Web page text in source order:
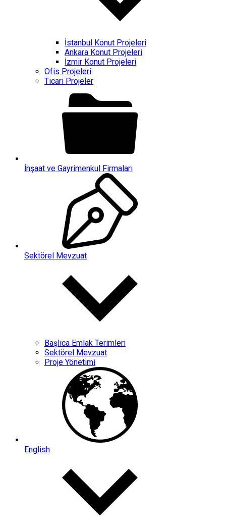
İstanbul Konut Projeleri
Ankara Konut Projeleri
İzmir Konut Projeleri
Ofis Projeleri
Ticari Projeler
İnşaat ve Gayrimenkul Firmaları
Sektörel Mevzuat
Başlıca Emlak Terimleri
Sektörel Mevzuat
Proje Yönetimi
English